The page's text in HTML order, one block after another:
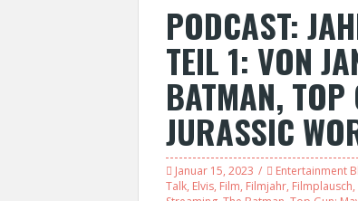
PODCAST:
TEIL 1: VON
BATMAN,
JURASSIC
Januar 15, 2023 Entertainment
Talk, Elvis, Film, Filmjahr, Filmplausch,